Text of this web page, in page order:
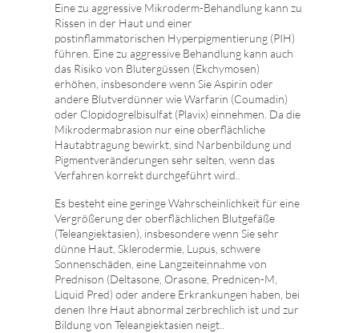
Eine zu aggressive Mikroderm-Behandlung kann zu
Rissen in der Haut und einer
postinflammatorischen Hyperpigmentierung (PIH)
führen. Eine zu aggressive Behandlung kann auch
das Risiko von Blutergüssen (Ekchymosen)
erhöhen, insbesondere wenn Sie Aspirin oder
andere Blutverdünner wie Warfarin (Coumadin)
oder Clopidogrelbisulfat (Plavix) einnehmen. Da die
Mikrodermabrasion nur eine oberflächliche
Hautabtragung bewirkt, sind Narbenbildung und
Pigmentveränderungen sehr selten, wenn das
Verfahren korrekt durchgeführt wird..
Es besteht eine geringe Wahrscheinlichkeit für eine
Vergrößerung der oberflächlichen Blutgefäße
(Teleangiektasien), insbesondere wenn Sie sehr
dünne Haut, Sklerodermie, Lupus, schwere
Sonnenschäden, eine Langzeiteinnahme von
Prednison (Deltasone, Orasone, Prednicen-M,
Liquid Pred) oder andere Erkrankungen haben, bei
denen Ihre Haut abnormal zerbrechlich ist und zur
Bildung von Teleangiektasien neigt..